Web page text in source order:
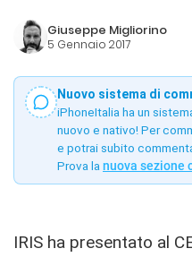
Giuseppe Migliorino
5 Gennaio 2017
Nuovo sistema di
iPhoneItalia ha un
nuovo e nativo! Per
e potrai subito
Prova la nuova sezione
IRIS ha presentato al